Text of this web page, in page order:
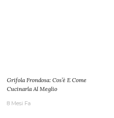
Grifola Frondosa: Cos’è E Come
Cucinarla Al Meglio
8 Mesi Fa